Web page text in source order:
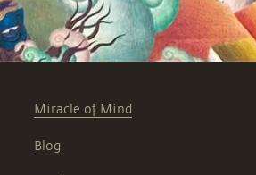
Miracle of Mind
Blog